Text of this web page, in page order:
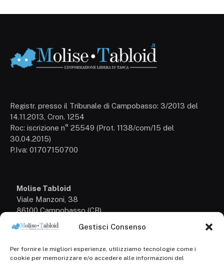
Gestisci Consenso
Per fornire le migliori esperienze, utilizziamo tecnologie come i
cookie per memorizzare e/o accedere alle informazioni del
Registr. presso il Tribunale di Campobasso: 3/2013 del
14.11.2013, Cron. 1254
Roc: iscrizione n° 25549 (Prot. 1138/com/15 del
30.04.2015)
P.Iva: 01707150700
Molise Tabloid
Viale Manzoni, 38
86100 Campobasso (CB)
+39 3333169466
Scrivici a: